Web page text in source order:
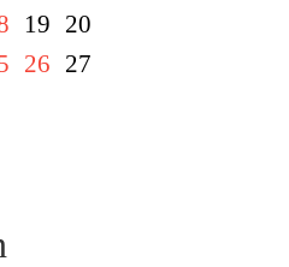
19 20
26 27